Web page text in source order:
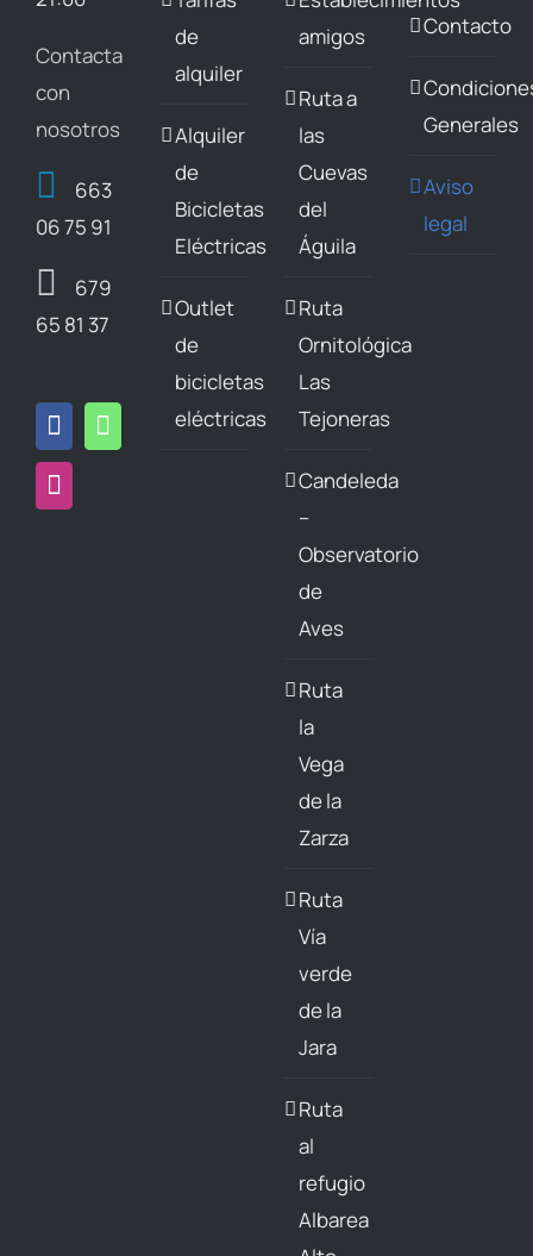
Contacta
con
nosotros
663
06 75 91
679
65 81 37
de
alquiler
Alquiler
de
Bicicletas
Eléctricas
Outlet
de
bicicletas
eléctricas
amigos
Ruta a
las
Cuevas
del
Águila
Ruta
Ornitológica
Las
Tejoneras
Candeleda
–
Observatorio
de
Aves
Ruta
la
Vega
de la
Zarza
Ruta
Vía
verde
de la
Jara
Ruta
al
refugio
Albarea
Contacto
Generales
Aviso
legal